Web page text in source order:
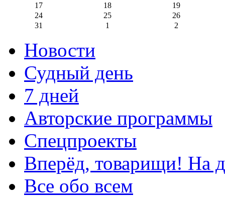
17
18
19
24
25
26
31
1 2
Новости
Судный день
7 дней
Авторские программы
Спецпроекты
Вперёд, товарищи! На
Все обо всем